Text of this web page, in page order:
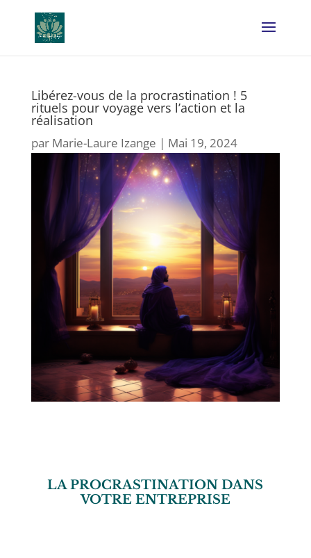
Libérez-vous de la procrastination ! 5
rituels pour voyage vers l’action et la
réalisation
par Marie-Laure Izange | Mai 19, 2024
LA PROCRASTINATION DANS
VOTRE ENTREPRISE